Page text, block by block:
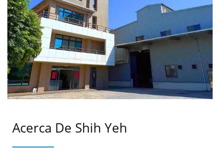
Acerca De Shih Yeh